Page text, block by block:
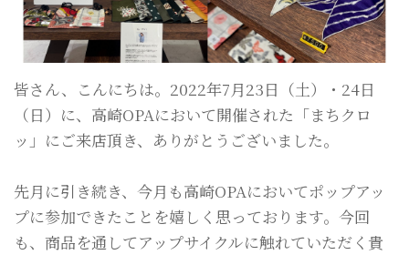
皆さん、こんにちは。2022年7月23日（土）・24日
（日）に、高崎OPAにおいて開催された「まちクロ
ッ」にご来店頂き、ありがとうございました。
先月に引き続き、今月も高崎OPAにおいてポップアッ
プに参加できたことを嬉しく思っております。今回
も、商品を通してアップサイクルに触れていただく貴